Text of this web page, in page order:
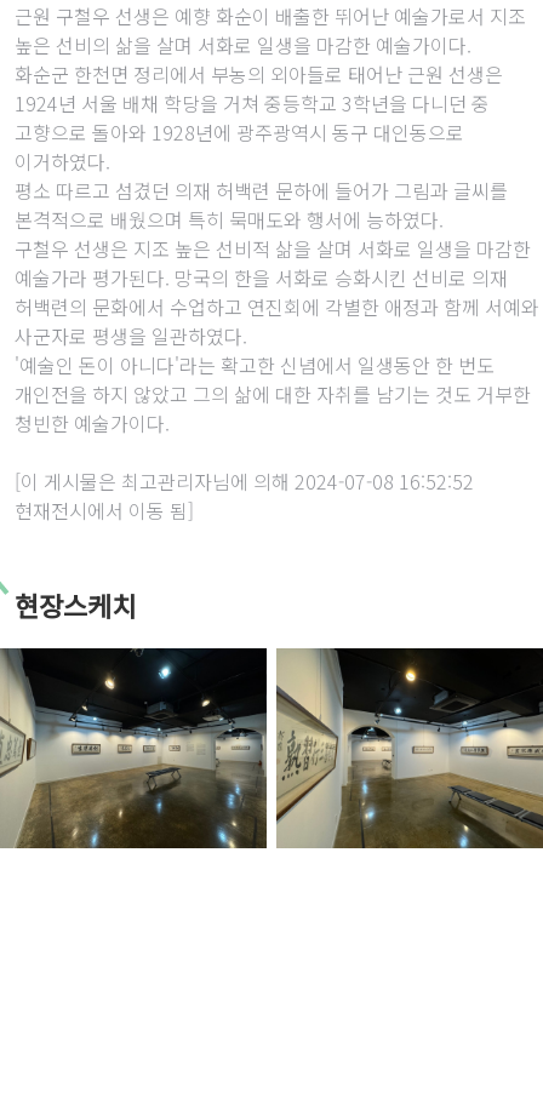
근원 구철우 선생은 예향 화순이 배출한 뛰어난 예술가로서 지조
높은 선비의 삶을 살며 서화로 일생을 마감한 예술가이다.
화순군 한천면 정리에서 부농의 외아들로 태어난 근원 선생은
1924년 서울 배채 학당을 거쳐 중등학교 3학년을 다니던 중
고향으로 돌아와 1928년에 광주광역시 동구 대인동으로
이거하였다.
평소 따르고 섬겼던 의재 허백련 문하에 들어가 그림과 글씨를
본격적으로 배웠으며 특히 묵매도와 행서에 능하였다.
구철우 선생은 지조 높은 선비적 삶을 살며 서화로 일생을 마감한
예술가라 평가된다. 망국의 한을 서화로 승화시킨 선비로 의재
허백련의 문화에서 수업하고 연진회에 각별한 애정과 함께 서예와
사군자로 평생을 일관하였다.
'예술인 돈이 아니다'라는 확고한 신념에서 일생동안 한 번도
개인전을 하지 않았고 그의 삶에 대한 자취를 남기는 것도 거부한
청빈한 예술가이다.
[이 게시물은 최고관리자님에 의해 2024-07-08 16:52:52
현재전시에서 이동 됨]
현장스케치